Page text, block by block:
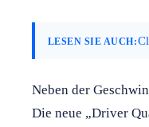
LESEN SIE AUCH:
Neben der
Die neue „Driver